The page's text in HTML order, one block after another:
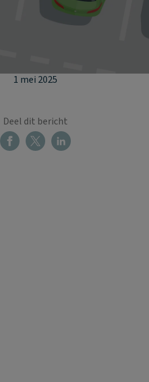
1 mei 2025
Deel dit bericht